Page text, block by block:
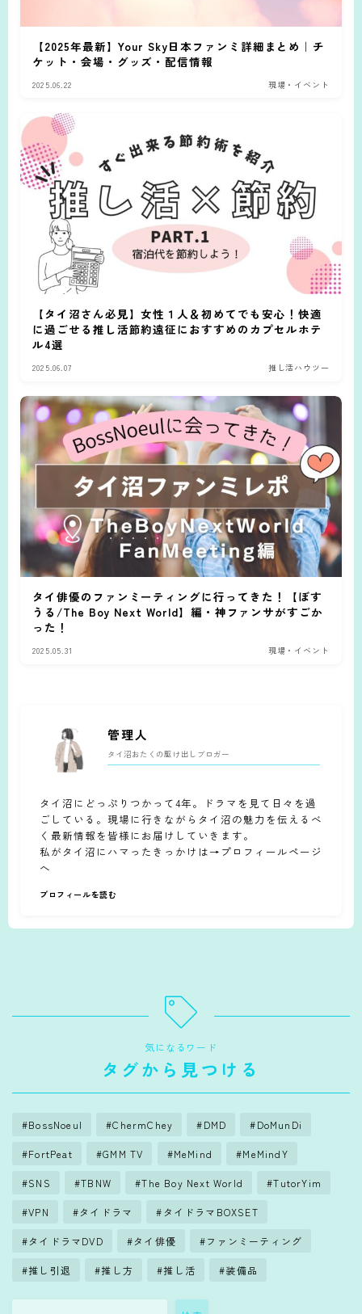
【2025年最新】Your Sky日本ファンミ詳細まとめ｜チ
ケット・会場・グッズ・配信情報
2025.06.22 現場・イベント
【タイ沼さん必見】女性１人＆初めてでも安心！快適
に過ごせる推し活節約遠征におすすめのカプセルホテ
ル4選
2025.06.07 推し活ハウツー
タイ俳優のファンミーティングに行ってきた！【ぼす
うる/The Boy Next World】編・神ファンサがすごか
った！
2025.05.31 現場・イベント
管理人
タイ沼おたくの駆け出しブロガー
タイ沼にどっぷりつかって4年。ドラマを見て日々を過
ごしている。現場に行きながらタイ沼の魅力を伝えるべ
く最新情報を皆様にお届けしていきます。
私がタイ沼にハマったきっかけは→プロフィールページ
へ
プロフィールを読む
気になるワード
タグから見つける
BossNoeul ChermChey DMD DoMunDi
FortPeat GMM TV MeMind MeMindY
SNS TBNW The Boy Next World TutorYim
VPN タイドラマ タイドラマBOXSET
タイドラマDVD タイ俳優 ファンミーティング
推し引退 推し方 推し活 装備品